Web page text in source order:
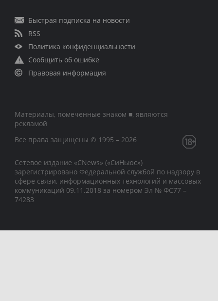
Быстрая подписка на новости
RSS
Политика конфиденциальности
Сообщить об ошибке
Правовая информация
Материалы, помеченные знаком ■, являются
рекламой
Все права защищены © 1995 – 2026
Сетевое издание «CNews» («СиНьюс»)
зарегистрировано Федеральной службой по надзору в
сфере связи, информационных технологий и массовых
коммуникаций 09.11.2018 за номером Эл № ФС77 –
74283